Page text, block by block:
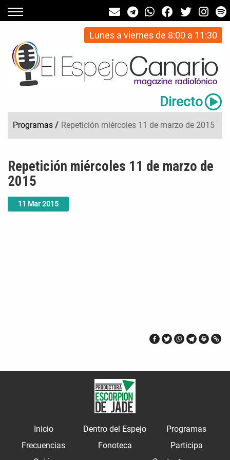
Lunes a viernes de 8:00 a 11:30
Directo
Programas / Repetición miércoles 11 de marzo de 2015
11 Mar2015
Repetición miércoles 11 de marzo de
2015
Inicio Dentro del Espejo
Programas
Frecuencias
Fonoteca
Participa